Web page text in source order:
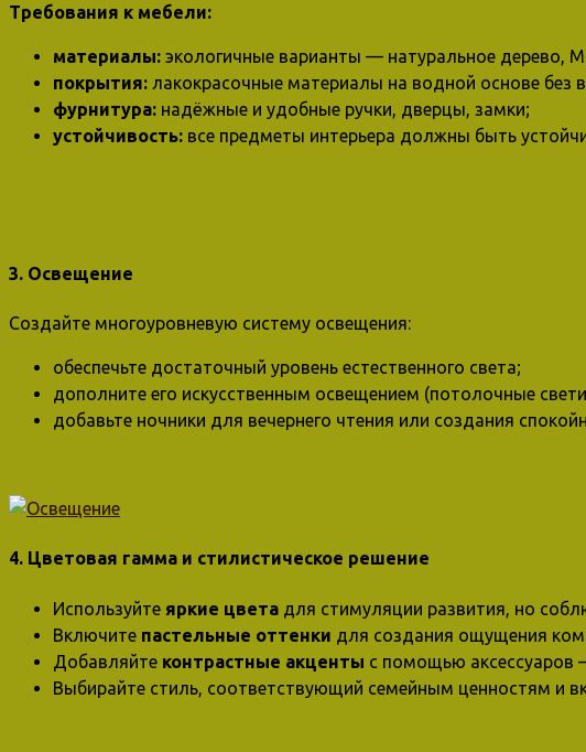
Требования к мебели:
материалы: экологичные варианты — натуральное дерево,
покрытия: лакокрасочные материалы на водной основе без
фурнитура: надёжные и удобные ручки, дверцы, замки;
устойчивость: все предметы интерьера должны быть
3. Освещение
Создайте многоуровневую систему освещения:
обеспечьте достаточный уровень естественного света;
дополните его искусственным освещением (потолочные
добавьте ночники для вечернего чтения или создания
4. Цветовая гамма и стилистическое решение
Используйте яркие цвета для стимуляции развития, но
Включите пастельные оттенки для создания ощущения
Добавляйте контрастные акценты с помощью аксессуаров
Выбирайте стиль, соответствующий семейным ценностям и